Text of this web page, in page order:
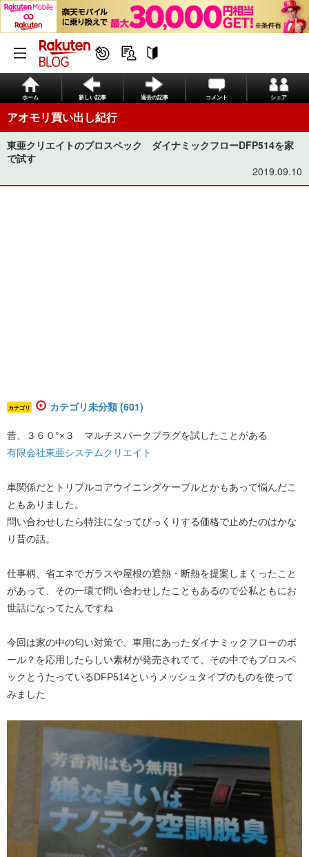
ホーム 新しい記事 過去の記事 コメント シェア
アオモリ買い出し紀行
東亜クリエイトのプロスペック ダイナミックフローDFP514を家
で試す
2019.09.10
カテゴリ カテゴリ未分類 (601)
昔、３６０°×３ マルチスパークプラグを試したことがある
有限会社東亜システムクリエイト
車関係だとトリプルコアウイニングケーブルとかもあって悩んだこ
ともありました。
問い合わせしたら特注になってびっくりする価格で止めたのはかな
り昔の話。
仕事柄、省エネでガラスや屋根の遮熱・断熱を提案しまくったこと
があって、その一環で問い合わせしたこともあるので公私ともにお
世話になってたんですね
今回は家の中の匂い対策で、車用にあったダイナミックフローのボ
ール？を応用したらしい素材が発売されてて、その中でもプロスペ
ックとうたっているDFP514というメッシュタイプのものを使って
みました